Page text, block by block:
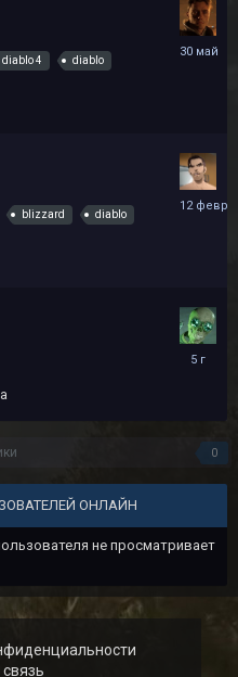
diablo 4 diablo
30
blizzard diablo
12
20
0
ОНЛАЙН
не просматривает